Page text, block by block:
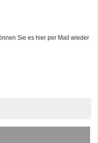
Sie es hier per Mail wieder